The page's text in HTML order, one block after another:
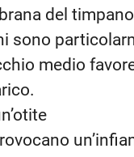
del
sono
medio